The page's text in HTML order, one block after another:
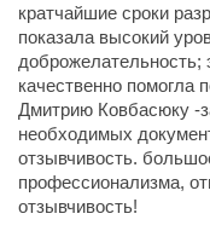
кратчайшие сроки
показала высокий
доброжелательность;
качественно помогла
Дмитрию Ковбасюку -
необходимых
отзывчивость.
профессионализма,
отзывчивость!